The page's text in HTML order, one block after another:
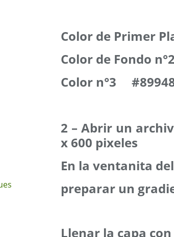
Color de Primer
Color de Fondo
Color n°3
2 – Abrir un
x 600 pixeles
En la ventanita
preparar un
Llenar la capa